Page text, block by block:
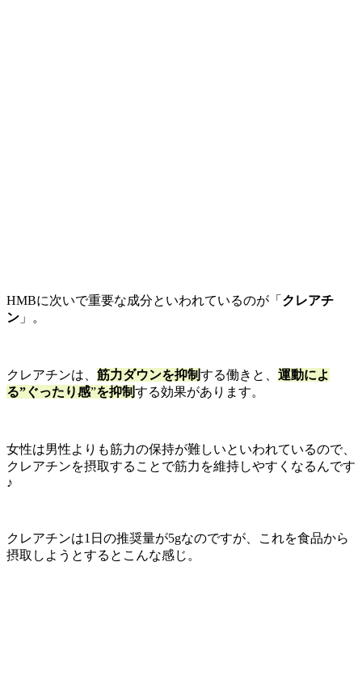
HMBに次いで重要な成分といわれているのが「 クレアチ
ン 」。
クレアチンは、 筋力ダウンを抑制する働きと、 運動によ
る”ぐったり感”を抑制する効果があります。
女性は男性よりも筋力の保持が難しいといわれているので、
クレアチンを摂取することで筋力を維持しやすくなるんです
♪
クレアチンは1日の推奨量が5gなのですが、これを食品から
摂取しようとするとこんな感じ。